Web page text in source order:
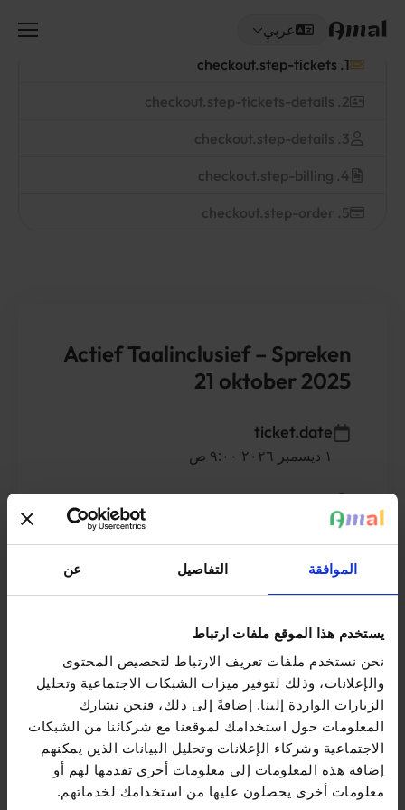
الموافقة التفاصيل عن
يستخدم هذا الموقع ملفات ارتباط
نحن نستخدم ملفات تعريف الارتباط لتخصيص المحتوى
والإعلانات، وذلك لتوفير ميزات الشبكات الاجتماعية وتحليل
الزيارات الواردة إلينا. إضافةً إلى ذلك، فنحن نشارك
المعلومات حول استخدامك لموقعنا مع شركائنا من الشبكات
الاجتماعية وشركاء الإعلانات وتحليل البيانات الذين يمكنهم
إضافة هذه المعلومات إلى معلومات أخرى تقدمها لهم أو
معلومات أخرى يحصلون عليها من استخدامك لخدماتهم.
اختر لغتك
عربي
1. checkout.step-tickets
2. checkout.step-tickets-details
3. checkout.step-details
4. checkout.step-billing
5. checkout.step-order
Standaard
٢٥٫٠٠ €
shop.amount
Vrijwilliger
shop.free
Actief Taalinclusief – Spreken
21 oktober 2025
ticket.date
١ ديسمبر ٢٠٢٦ ٩:٠٠ ص
ticket.location
Kongostraat 42, 9000 Gent